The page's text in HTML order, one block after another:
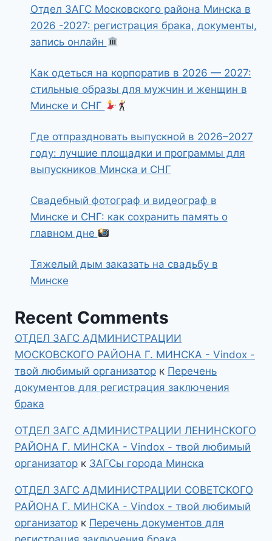
Отдел ЗАГС Московского района Минска в
2026 -2027: регистрация брака, документы,
запись онлайн
Как одеться на корпоратив в 2026 — 2027:
стильные образы для мужчин и женщин в
Минске и СНГ
Где отпраздновать выпускной в 2026–2027
году: лучшие площадки и программы для
выпускников Минска и СНГ
Свадебный фотограф и видеограф в
Минске и СНГ: как сохранить память о
главном дне
Тяжелый дым заказать на свадьбу в
Минске
Recent Comments
ОТДЕЛ ЗАГС АДМИНИСТРАЦИИ
МОСКОВСКОГО РАЙОНА Г. МИНСКА - Vindox -
твой любимый организатор к Перечень
документов для регистрация заключения
брака
ОТДЕЛ ЗАГС АДМИНИСТРАЦИИ ЛЕНИНСКОГО
РАЙОНА Г. МИНСКА - Vindox - твой любимый
организатор к ЗАГСы города Минска
ОТДЕЛ ЗАГС АДМИНИСТРАЦИИ СОВЕТСКОГО
РАЙОНА Г. МИНСКА - Vindox - твой любимый
организатор к Перечень документов для